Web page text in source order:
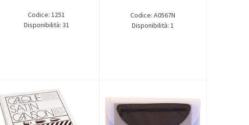
Codice: 1251
Disponibilità: 31
Codice: A0567N
Disponibilità: 1